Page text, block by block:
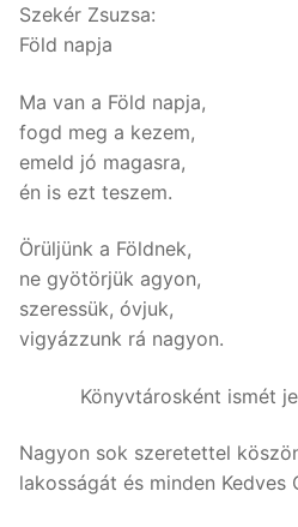
Szekér Zsuzsa:
Föld napja
Ma van a Föld napja,
fogd meg a kezem,
emeld jó magasra,
én is ezt teszem.
Örüljünk a Földnek,
ne gyötörjük agyon,
szeressük, óvjuk,
vigyázzunk rá nagyon.
Könyvtárosként ismét
Nagyon sok szeretettel
lakosságát és minden Kedves